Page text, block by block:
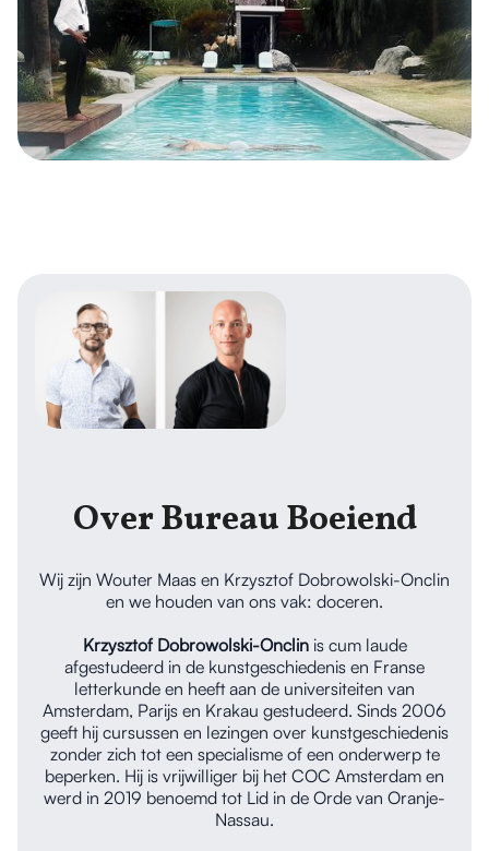
Over Bureau Boeiend
Wij zijn Wouter Maas en Krzysztof Dobrowolski-Onclin
en we houden van ons vak: doceren.
Krzysztof Dobrowolski-Onclinis cum laude
afgestudeerd in de kunstgeschiedenis en Franse
letterkunde en heeft aan de universiteiten van
Amsterdam, Parijs en Krakau gestudeerd. Sinds 2006
geeft hij cursussen en lezingen over kunstgeschiedenis
zonder zich tot een specialisme of een onderwerp te
beperken. Hij is vrijwilliger bij het COC Amsterdam en
werd in 2019 benoemd tot Lid in de Orde van Oranje-
Nassau.